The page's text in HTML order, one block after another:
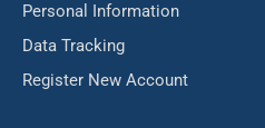
Personal Information
Data Tracking
Register New Account